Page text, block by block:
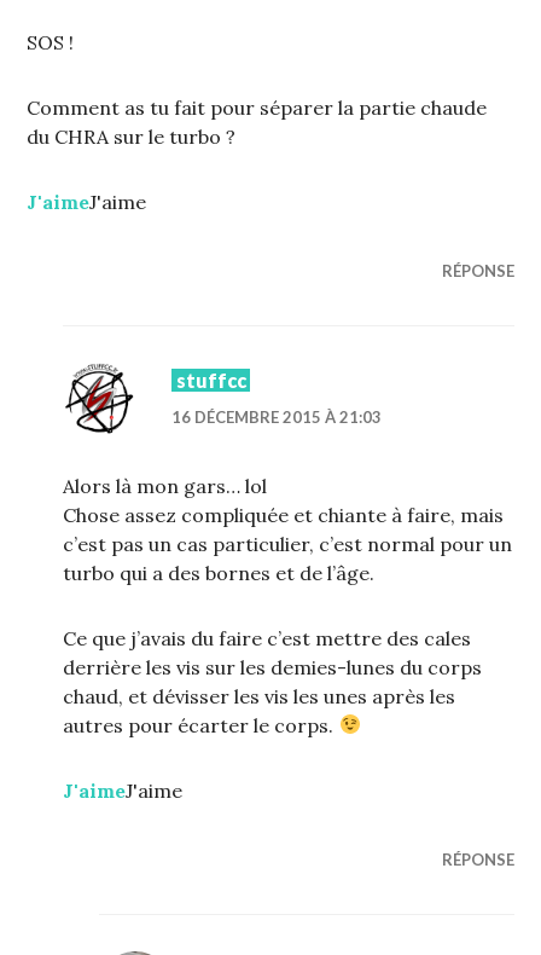
SOS !
Comment as tu fait pour séparer la partie chaude
du CHRA sur le turbo ?
J'aimeJ'aime
RÉPONSE
stuffcc
16 DÉCEMBRE 2015 À 21:03
Alors là mon gars… lol
Chose assez compliquée et chiante à faire, mais
c’est pas un cas particulier, c’est normal pour un
turbo qui a des bornes et de l’âge.
Ce que j’avais du faire c’est mettre des cales
derrière les vis sur les demies-lunes du corps
chaud, et dévisser les vis les unes après les
autres pour écarter le corps.
J'aimeJ'aime
RÉPONSE